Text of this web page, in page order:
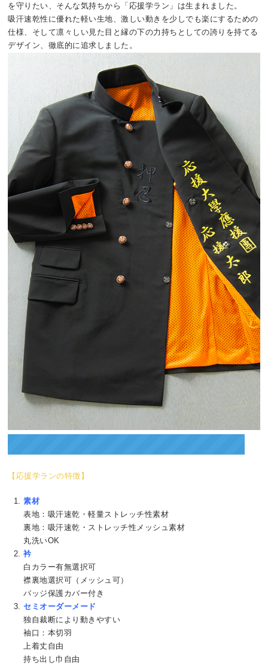
を守りたい、そんな気持ちから「応援学ラン」は生まれました。
吸汗速乾性に優れた軽い生地、激しい動きを少しでも楽にするための
仕様、そして凛々しい見た目と縁の下の力持ちとしての誇りを持てる
デザイン、徹底的に追求しました。
【応援学ランの特徴】
素材
表地：吸汗速乾・軽量ストレッチ性素材
裏地：吸汗速乾・ストレッチ性メッシュ素材
丸洗いOK
衿
白カラー有無選択可
襟裏地選択可（メッシュ可）
バッジ保護カバー付き
セミオーダーメード
独自裁断により動きやすい
袖口：本切羽
上着丈自由
持ち出し巾自由